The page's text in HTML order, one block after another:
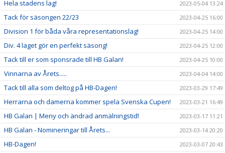
Hela stadens lag! 2023-05-04 13:24
Tack för säsongen 22/23 2023-04-25 16:00
Division 1 för båda våra representationslag! 2023-04-25 14:00
Div. 4 laget gör en perfekt säsong! 2023-04-25 12:00
Tack till er som sponsrade till HB Galan! 2023-04-25 10:00
Vinnarna av Årets..... 2023-04-04 14:00
Tack till alla som deltog på HB-Dagen! 2023-03-29 17:49
Herrarna och damerna kommer spela Svenska Cupen! 2023-03-21 16:49
HB Galan | Meny och ändrad anmälningstid! 2023-03-17 11:21
HB Galan - Nomineringar till Årets... 2023-03-14 20:20
HB-Dagen! 2023-03-07 20:43